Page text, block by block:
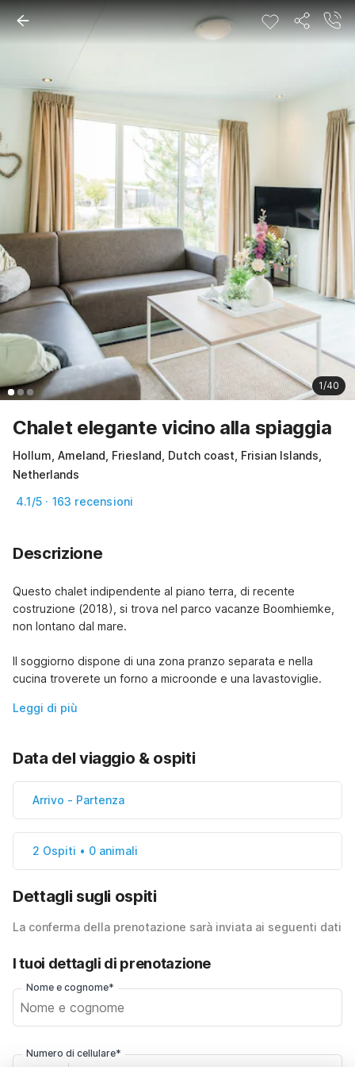
1/40
Chalet elegante vicino alla spiaggia
Hollum, Ameland, Friesland, Dutch coast, Frisian Islands,
Netherlands
4.1/5 · 163 recensioni
Descrizione
Questo chalet indipendente al piano terra, di recente
costruzione (2018), si trova nel parco vacanze Boomhiemke,
non lontano dal mare.
Il soggiorno dispone di una zona pranzo separata e nella
cucina troverete un forno a microonde e una lavastoviglie.
Leggi di più
Data del viaggio & ospiti
Arrivo - Partenza
2 Ospiti • 0 animali
Dettagli sugli ospiti
La conferma della prenotazione sarà inviata ai seguenti dati
I tuoi dettagli di prenotazione
Nome e cognome*
Numero di cellulare*